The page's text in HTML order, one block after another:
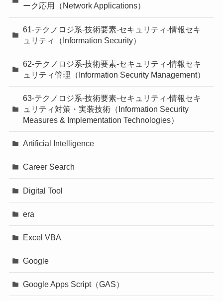
ーク応用（Network Applications）
61-テクノロジ系-技術要素-セキュリティ-情報セキ
ュリティ（Information Security）
62-テクノロジ系-技術要素-セキュリティ-情報セキ
ュリティ管理（Information Security Management）
63-テクノロジ系-技術要素-セキュリティ-情報セキ
ュリティ対策・実装技術（Information Security
Measures & Implementation Technologies）
Artificial Intelligence
Career Search
Digital Tool
era
Excel VBA
Google
Google Apps Script（GAS）